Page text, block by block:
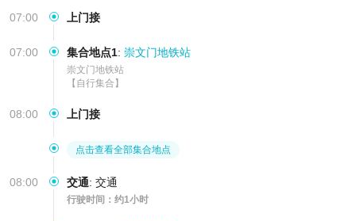
07:00 上门接
07:00 集合地点1: 崇文门地铁站
崇文门地铁站
【自行集合】
08:00 上门接
点击查看全部集合地点
08:00 交通: 交通
行驶时间：约1小时